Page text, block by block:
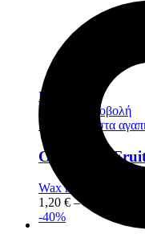
Επιλογή
Γρήγορη προβολή
Προσθήκη στα
Caribbean
Wax melts
1,20 € –
-40%